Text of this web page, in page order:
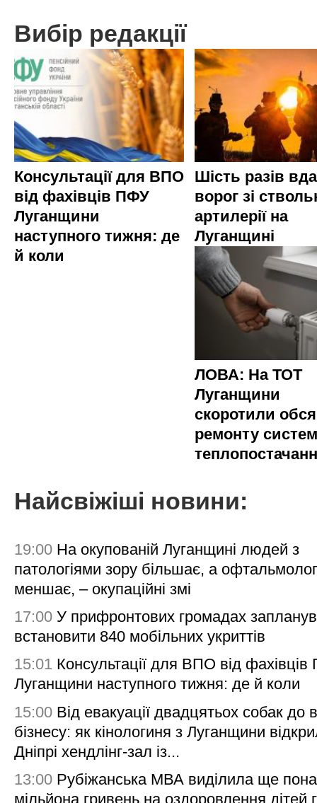
Вибір редакції
Консультації для ВПО
від фахівців ПФУ
Луганщини
наступного тижня: де
й коли
Шість разів
ворог зі
артилерії на
Луганщині
ЛОВА: На ТОТ
Луганщини
скоротили
ремонту
Найсвіжіші новини:
19:00 На окупованій Луганщині людей з
патологіями зору більшає, а
меншає, – окупаційні змі
17:00 У прифронтових громадах
встановити 840 мобільних укриттів
15:01 Консультації для ВПО від
Луганщини наступного тижня: де й коли
15:00 Від евакуації двадцятьох собак до
бізнесу: як кінологиня з Луганщини
Дніпрі хендлінг-зал із...
13:00 Рубіжанська МВА виділила ще
мільйона гривень на оздоровлення дітей